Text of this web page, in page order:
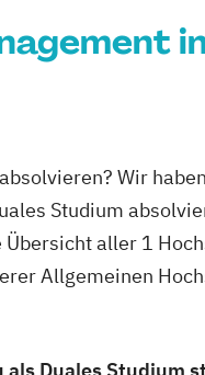
Wir
Studium
aller 1
Allgemeinen